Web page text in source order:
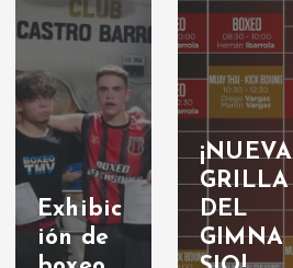
Exhibic
ión de
¡NUEVA
GRILLA
DEL
GIMNA